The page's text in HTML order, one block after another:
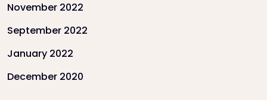
November 2022
September 2022
January 2022
December 2020